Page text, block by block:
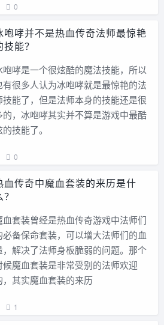
0
咆哮并不是热血传奇法师最惊艳
技能？
咆哮是一个很炫酷的魔法技能，所以
有很多人认为冰咆哮就是最惊艳的法
技能了，但是法师本身的技能还是很
的，冰咆哮其实并不算是游戏中最酷
技能了。
0
血传奇中魔血套装的来历是什
血套装曾经是热血传奇游戏中法师们
必备保命套装，可以增大法师们的血
，解决了法师身板脆弱的问题。那个
候魔血套装是非常受别的法师欢迎
，其实魔血套装的来历
1